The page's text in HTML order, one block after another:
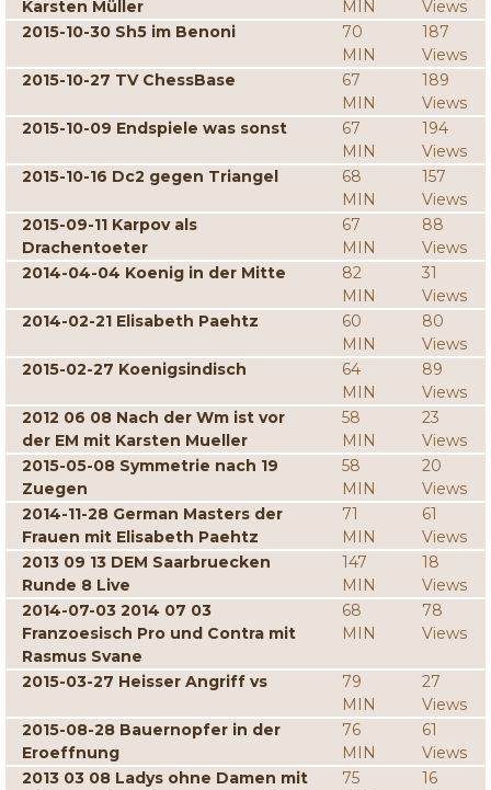
Karsten Müller
MIN
Views
2015-10-30 Sh5 im Benoni
70
MIN
187
Views
2015-10-27 TV ChessBase
67
MIN
189
Views
2015-10-09 Endspiele was sonst
67
MIN
194
Views
2015-10-16 Dc2 gegen Triangel
68
MIN
157
Views
2015-09-11 Karpov als
Drachentoeter
67
MIN
88
Views
2014-04-04 Koenig in der Mitte
82
MIN
31
Views
2014-02-21 Elisabeth Paehtz
60
MIN
80
Views
2015-02-27 Koenigsindisch
64
MIN
89
Views
2012 06 08 Nach der Wm ist vor
der EM mit Karsten Mueller
58
MIN
23
Views
2015-05-08 Symmetrie nach 19
Zuegen
58
MIN
20
Views
2014-11-28 German Masters der
Frauen mit Elisabeth Paehtz
71
MIN
61
Views
2013 09 13 DEM Saarbruecken
Runde 8 Live
147
MIN
18
Views
2014-07-03 2014 07 03
Franzoesisch Pro und Contra mit
Rasmus Svane
68
MIN
78
Views
2015-03-27 Heisser Angriff vs
79
MIN
27
Views
2015-08-28 Bauernopfer in der
Eroeffnung
76
MIN
61
Views
2013 03 08 Ladys ohne Damen mit
75
16